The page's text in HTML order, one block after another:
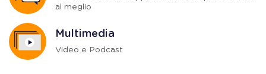
al meglio
Multimedia
Video e Podcast